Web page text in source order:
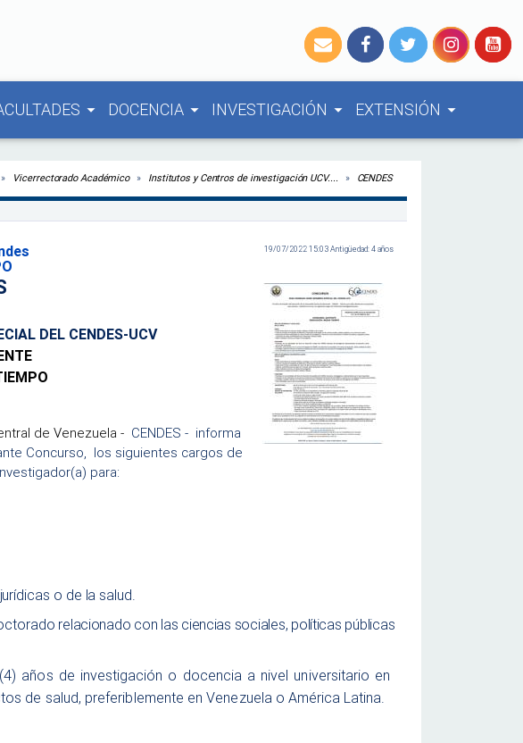
arrow_drop_down DOCENCIA arrow_drop_down INVESTIGACIÓN arrow_drop_down EXTENSIÓN arrow_drop_down
Vicerrectorado Académico Institutos y Centros de investigación UCV.... CENDES
19/07/2022 15:03 Antigüedad: 4 años
DEL CENDES-UCV
de Venezuela - CENDES - informa
Concurso, los siguientes cargos de
para:
o de la salud.
ctorado relacionado con las ciencias sociales, políticas públicas
años de investigación o docencia a nivel universitario en
de salud, preferiblemente en Venezuela oAmérica Latina.